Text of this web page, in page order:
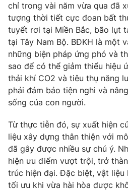
Góc doanh nghiệp
Truyền hình
Phim VTV
Hậu trường
Nhân vật
Khán giả
Giải sao mai
Giải trí
Điện ảnh
Âm nhạc
Sao
Đời sống
Du lịch
Làm đẹp
Chất lượng cuộc sống
Giáo dục
Học trực tuyến
Công nghệ
Hitech Công nghệ tương lai
Sản phẩm
Thị trường
Giao lưu trực tuyến
Lịch phát sóng
chỉ trong vài năm vừa qua đã
tượng thời tiết cực đoan bất
tuyết rơi tại Miền Bắc, bão lụt
tại Tây Nam Bộ. BĐKH là một
những biện pháp ứng phó và
sao để có thể giảm thiểu hiệu
thải khí CO2 và tiêu thụ năng
phải đảm bảo tiện nghi và
sống của con người.
Từ thực tiễn đó, sự xuất hiện
liệu xây dựng thân thiện với
đã gây được nhiều sự chú ý.
hiện ưu điểm vượt trội, trở
trúc hiện đại. Đặc biệt, vật liệu
tối ưu khi vừa hài hòa được